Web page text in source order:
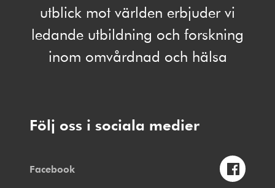
utblick mot världen erbjuder vi
ledande utbildning och forskning
inom omvårdnad och hälsa
Följ oss i sociala medier
Facebook